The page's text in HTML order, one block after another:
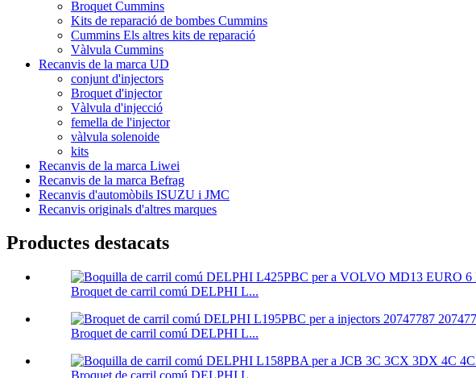
Broquet Cummins
Kits de reparació de bombes Cummins
Cummins Els altres kits de reparació
Vàlvula Cummins
Recanvis de la marca UD
conjunt d'injectors
Broquet d'injector
Vàlvula d'injecció
femella de l'injector
vàlvula solenoide
kits
Recanvis de la marca Liwei
Recanvis de la marca Befrag
Recanvis d'automòbils ISUZU i JMC
Recanvis originals d'altres marques
Productes destacats
Broquet de carril comú DELPHI L...
Broquet de carril comú DELPHI L...